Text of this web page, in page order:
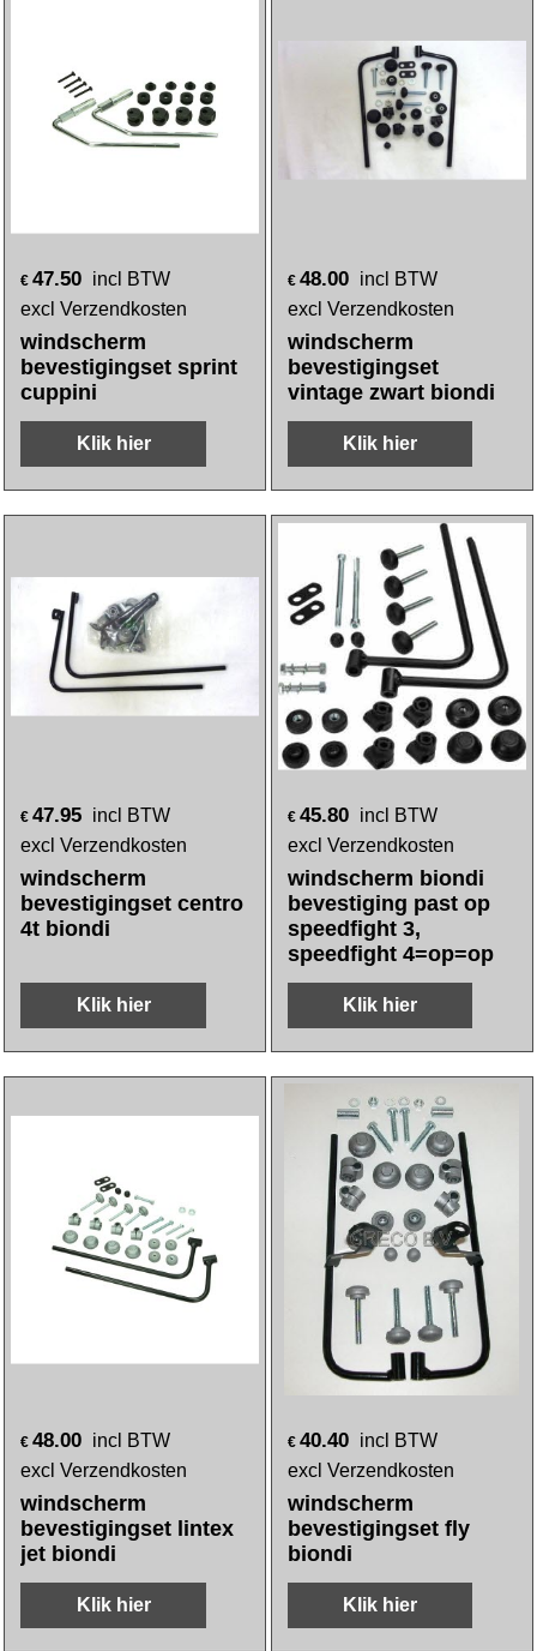
€ 47.50 incl BTW
excl Verzendkosten
windscherm
bevestigingset sprint
cuppini
Klik hier
€ 48.00 incl BTW
excl Verzendkosten
windscherm
bevestigingset
vintage zwart biondi
Klik hier
€ 47.95 incl BTW
excl Verzendkosten
windscherm
bevestigingset centro
4t biondi
Klik hier
€ 45.80 incl BTW
excl Verzendkosten
windscherm biondi
bevestiging past op
speedfight 3,
speedfight 4=op=op
Klik hier
€ 48.00 incl BTW
excl Verzendkosten
windscherm
bevestigingset lintex
jet biondi
Klik hier
€ 40.40 incl BTW
excl Verzendkosten
windscherm
bevestigingset fly
biondi
Klik hier